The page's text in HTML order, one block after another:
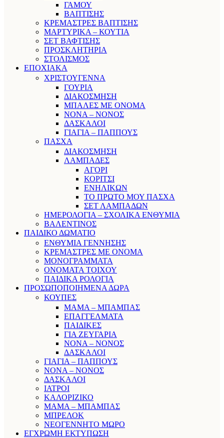
ΓΑΜΟΥ
ΒΑΠΤΙΣΗΣ
ΚΡΕΜΑΣΤΡΕΣ ΒΑΠΤΙΣΗΣ
ΜΑΡΤΥΡΙΚΑ – ΚΟΥΤΙΑ
ΣΕΤ ΒΑΦΤΙΣΗΣ
ΠΡΟΣΚΛΗΤΗΡΙΑ
ΣΤΟΛΙΣΜΟΣ
ΕΠΟΧΙΑΚΑ
ΧΡΙΣΤΟΥΓΕΝΝΑ
ΓΟΥΡΙΑ
ΔΙΑΚΟΣΜΗΣΗ
ΜΠΑΛΕΣ ΜΕ ΟΝΟΜΑ
ΝΟΝΑ – ΝΟΝΟΣ
ΔΑΣΚΑΛΟΙ
ΓΙΑΓΙΑ – ΠΑΠΠΟΥΣ
ΠΑΣΧΑ
ΔΙΑΚΟΣΜΗΣΗ
ΛΑΜΠΑΔΕΣ
ΑΓΟΡΙ
ΚΟΡΙΤΣΙ
ΕΝΗΛΙΚΩΝ
ΤΟ ΠΡΩΤΟ ΜΟΥ ΠΑΣΧΑ
ΣΕΤ ΛΑΜΠΑΔΩΝ
ΗΜΕΡΟΛΟΓΙΑ – ΣΧΟΛΙΚΑ ΕΝΘΥΜΙΑ
ΒΑΛΕΝΤΙΝΟΣ
ΠΑΙΔΙΚΟ ΔΩΜΑΤΙΟ
ΕΝΘΥΜΙΑ ΓΕΝΝΗΣΗΣ
ΚΡΕΜΑΣΤΡΕΣ ΜΕ ΟΝΟΜΑ
ΜΟΝΟΓΡΑΜΜΑΤΑ
ΟΝΟΜΑΤΑ ΤΟΙΧΟΥ
ΠΑΙΔΙΚΑ ΡΟΛΟΓΙΑ
ΠΡΟΣΩΠΟΠΟΙΗΜΕΝΑ ΔΩΡΑ
ΚΟΥΠΕΣ
ΜΑΜΑ – ΜΠΑΜΠΑΣ
ΕΠΑΓΓΕΛΜΑΤΑ
ΠΑΙΔΙΚΕΣ
ΓΙΑ ΖΕΥΓΑΡΙΑ
ΝΟΝΑ – ΝΟΝΟΣ
ΔΑΣΚΑΛΟΙ
ΓΙΑΓΙΑ – ΠΑΠΠΟΥΣ
ΝΟΝΑ – ΝΟΝΟΣ
ΔΑΣΚΑΛΟΙ
ΙΑΤΡΟΙ
ΚΑΛΟΡΙΖΙΚΟ
ΜΑΜΑ – ΜΠΑΜΠΑΣ
ΜΠΡΕΛΟΚ
ΝΕΟΓΕΝΝΗΤΟ ΜΩΡΟ
ΕΓΧΡΩΜΗ ΕΚΤΥΠΩΣΗ